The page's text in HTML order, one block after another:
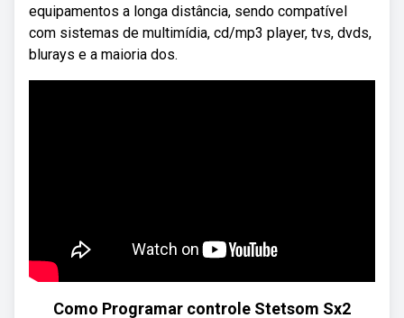
equipamentos a longa distância, sendo compatível
com sistemas de multimídia, cd/mp3 player, tvs, dvds,
blurays e a maioria dos.
Como Programar controle Stetsom Sx2